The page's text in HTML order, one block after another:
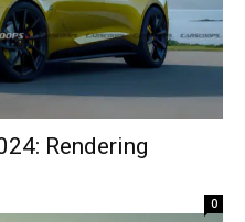
Rendering
0